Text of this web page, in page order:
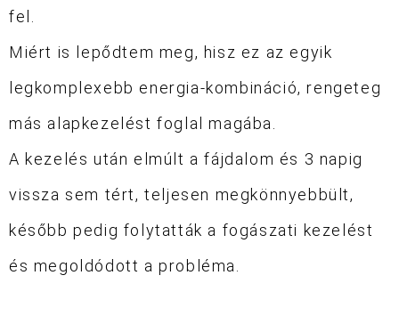
fel.
Miért is lepődtem meg, hisz ez az egyik
legkomplexebb energia-kombináció, rengeteg
más alapkezelést foglal magába.
A kezelés után elmúlt a fájdalom és 3 napig
vissza sem tért, teljesen megkönnyebbült,
később pedig folytatták a fogászati kezelést
és megoldódott a probléma.